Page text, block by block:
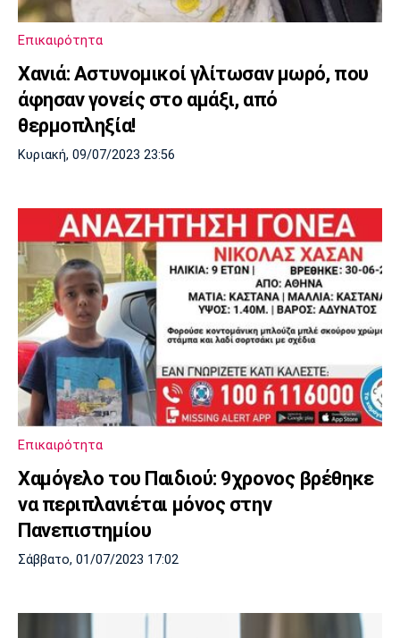
Επικαιρότητα
Χανιά: Αστυνομικοί γλίτωσαν μωρό, που
άφησαν γονείς στο αμάξι, από
θερμοπληξία!
Κυριακή, 09/07/2023 23:56
Επικαιρότητα
Χαμόγελο του Παιδιού: 9χρονος βρέθηκε
να περιπλανιέται μόνος στην
Πανεπιστημίου
Σάββατο, 01/07/2023 17:02